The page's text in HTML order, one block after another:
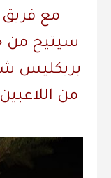
سيتيح من
بريكليس
من